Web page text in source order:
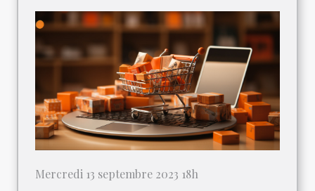
Mercredi 13 septembre 2023 18h